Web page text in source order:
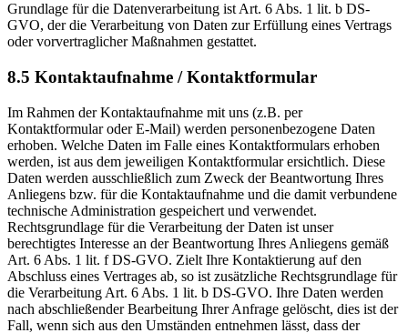
Grundlage für die Datenverarbeitung ist Art. 6 Abs. 1 lit. b DS-
GVO, der die Verarbeitung von Daten zur Erfüllung eines Vertrags
oder vorvertraglicher Maßnahmen gestattet.
8.5 Kontaktaufnahme / Kontaktformular
Im Rahmen der Kontaktaufnahme mit uns (z.B. per
Kontaktformular oder E-Mail) werden personenbezogene Daten
erhoben. Welche Daten im Falle eines Kontaktformulars erhoben
werden, ist aus dem jeweiligen Kontaktformular ersichtlich. Diese
Daten werden ausschließlich zum Zweck der Beantwortung Ihres
Anliegens bzw. für die Kontaktaufnahme und die damit verbundene
technische Administration gespeichert und verwendet.
Rechtsgrundlage für die Verarbeitung der Daten ist unser
berechtigtes Interesse an der Beantwortung Ihres Anliegens gemäß
Art. 6 Abs. 1 lit. f DS-GVO. Zielt Ihre Kontaktierung auf den
Abschluss eines Vertrages ab, so ist zusätzliche Rechtsgrundlage für
die Verarbeitung Art. 6 Abs. 1 lit. b DS-GVO. Ihre Daten werden
nach abschließender Bearbeitung Ihrer Anfrage gelöscht, dies ist der
Fall, wenn sich aus den Umständen entnehmen lässt, dass der